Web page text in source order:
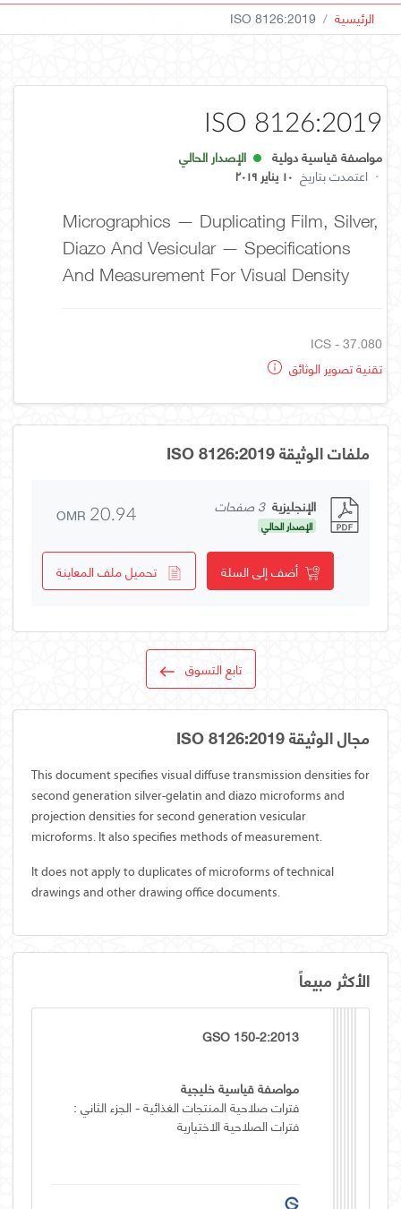
الرئيسية ISO 8126:2019
ISO 8126:2019
مواصفة قياسية دولية
الإصدار الحالي
· اعتمدت بتاريخ ١٠ يناير ٢٠١٩
Micrographics — Duplicating Film, Silver,
Diazo And Vesicular — Specifications
And Measurement For Visual Density
ICS - 37.080
تقنية تصوير الوثائق
ملفات الوثيقة ISO 8126:2019
الإنجليزية 3 صفحات
الإصدار الحالي OMR 20.94
أضف إلى السلة تحميل ملف المعاينة
تابع التسوق
مجال الوثيقة ISO 8126:2019
This document specifies visual diffuse transmission densities for
second generation silver-gelatin and diazo microforms and
projection densities for second generation vesicular
microforms. It also specifies methods of measurement.
It does not apply to duplicates of microforms of technical
drawings and other drawing office documents.
الأكثر مبيعاً
GSO 150-2:2013
مواصفة قياسية خليجية
فترات صلاحية المنتجات الغذائية - الجزء الثاني :
فترات الصلاحية الاختيارية